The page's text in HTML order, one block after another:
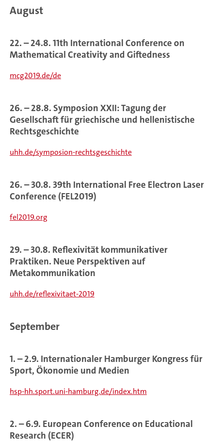
August
22. – 24.8. 11th International Conference on
Mathematical Creativity and Giftedness
mcg2019.de/de
26. – 28.8. Symposion XXII: Tagung der
Gesellschaft für griechische und hellenistische
Rechtsgeschichte
uhh.de/symposion-rechtsgeschichte
26. – 30.8. 39th International Free Electron Laser
Conference (FEL2019)
fel2019.org
29. – 30.8. Reflexivität kommunikativer
Praktiken. Neue Perspektiven auf
Metakommunikation
uhh.de/reflexivitaet-2019
September
1. – 2.9. Internationaler Hamburger Kongress für
Sport, Ökonomie und Medien
hsp-hh.sport.uni-hamburg.de/index.htm
2. – 6.9. European Conference on Educational
Research (ECER)